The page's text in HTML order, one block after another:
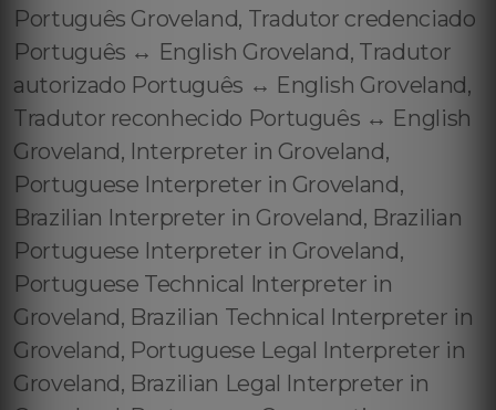
Português Groveland, Tradutor credenciado
Português ↔️ English Groveland, Tradutor
autorizado Português ↔️ English Groveland,
Tradutor reconhecido Português ↔️ English
Groveland, Interpreter in Groveland,
Portuguese Interpreter in Groveland,
Brazilian Interpreter in Groveland, Brazilian
Portuguese Interpreter in Groveland,
Portuguese Technical Interpreter in
Groveland, Brazilian Technical Interpreter in
Groveland, Portuguese Legal Interpreter in
Groveland, Brazilian Legal Interpreter in